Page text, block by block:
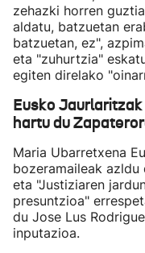
zehazki horren
aldatu, batzuetan
batzuetan, ez",
eta "zuhurtzia"
egiten direlako
Eusko
hartu du
Maria Ubarretxena
bozeramaileak
eta "Justiziaren
presuntzioa"
du Jose Lus
inputazioa.